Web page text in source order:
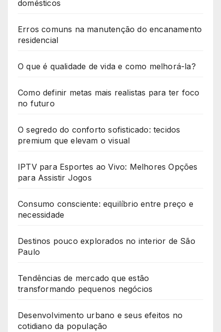
domésticos
Erros comuns na manutenção do encanamento
residencial
O que é qualidade de vida e como melhorá-la?
Como definir metas mais realistas para ter foco
no futuro
O segredo do conforto sofisticado: tecidos
premium que elevam o visual
IPTV para Esportes ao Vivo: Melhores Opções
para Assistir Jogos
Consumo consciente: equilíbrio entre preço e
necessidade
Destinos pouco explorados no interior de São
Paulo
Tendências de mercado que estão
transformando pequenos negócios
Desenvolvimento urbano e seus efeitos no
cotidiano da população